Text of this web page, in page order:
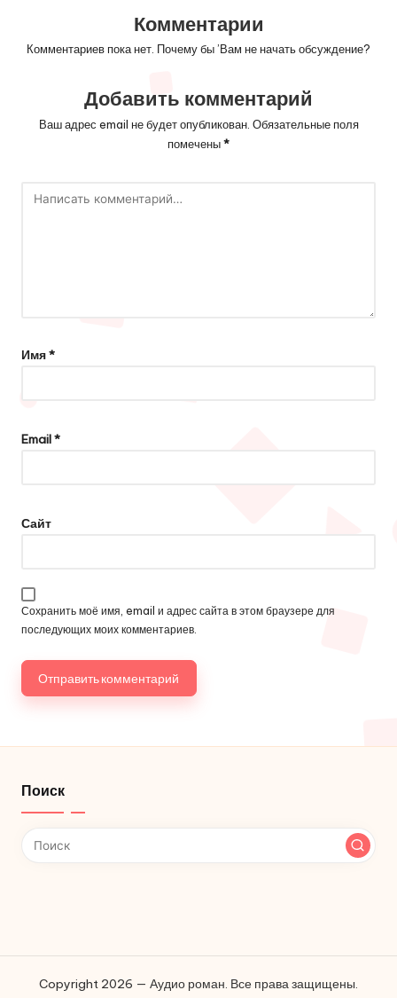
Комментарии
Комментариев пока нет. Почему бы ’Вам не начать обсуждение?
Добавить комментарий
Ваш адрес email не будет опубликован. Обязательные поля
помечены*
Имя*
Email*
Сайт
Сохранить моё имя, email и адрес сайта в этом браузере для
последующих моих комментариев.
Поиск
Copyright 2026 — Аудио роман. Все права защищены.